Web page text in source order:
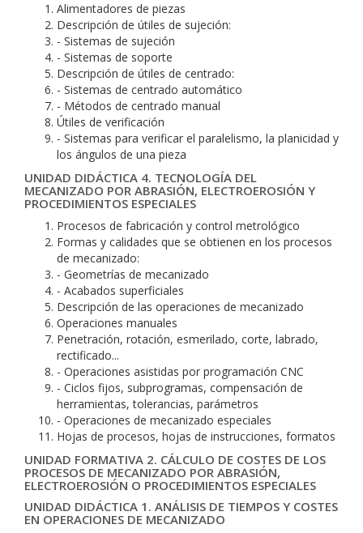
Alimentadores de piezas
Descripción de útiles de sujeción:
- Sistemas de sujeción
- Sistemas de soporte
Descripción de útiles de centrado:
- Sistemas de centrado automático
- Métodos de centrado manual
Útiles de verificación
- Sistemas para verificar el paralelismo, la planicidad y
los ángulos de una pieza
UNIDAD DIDÁCTICA 4. TECNOLOGÍA DEL
MECANIZADO POR ABRASIÓN, ELECTROEROSIÓN Y
PROCEDIMIENTOS ESPECIALES
Procesos de fabricación y control metrológico
Formas y calidades que se obtienen en los procesos
de mecanizado:
- Geometrías de mecanizado
- Acabados superficiales
Descripción de las operaciones de mecanizado
Operaciones manuales
Penetración, rotación, esmerilado, corte, labrado,
rectificado...
- Operaciones asistidas por programación CNC
- Ciclos fijos, subprogramas, compensación de
herramientas, tolerancias, parámetros
- Operaciones de mecanizado especiales
Hojas de procesos, hojas de instrucciones, formatos
UNIDAD FORMATIVA 2. CÁLCULO DE COSTES DE LOS
PROCESOS DE MECANIZADO POR ABRASIÓN,
ELECTROEROSIÓN O PROCEDIMIENTOS ESPECIALES
UNIDAD DIDÁCTICA 1. ANÁLISIS DE TIEMPOS Y COSTES
EN OPERACIONES DE MECANIZADO